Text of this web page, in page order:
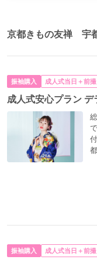
京都きもの友禅 宇
振袖購入 成人式当日＋前
成人式安心プラン デ
振袖購入 成人式当日＋前